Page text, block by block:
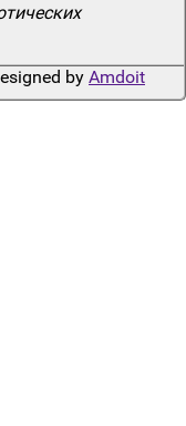
by Amdoit